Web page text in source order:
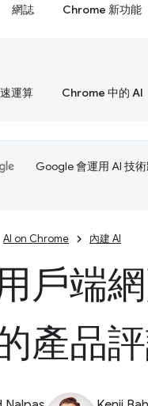
網誌 Chrome 新功能
運算 Chrome 中的 AI
Google 會運用 AI 技
AI on Chrome 內建 AI
戶端
產品